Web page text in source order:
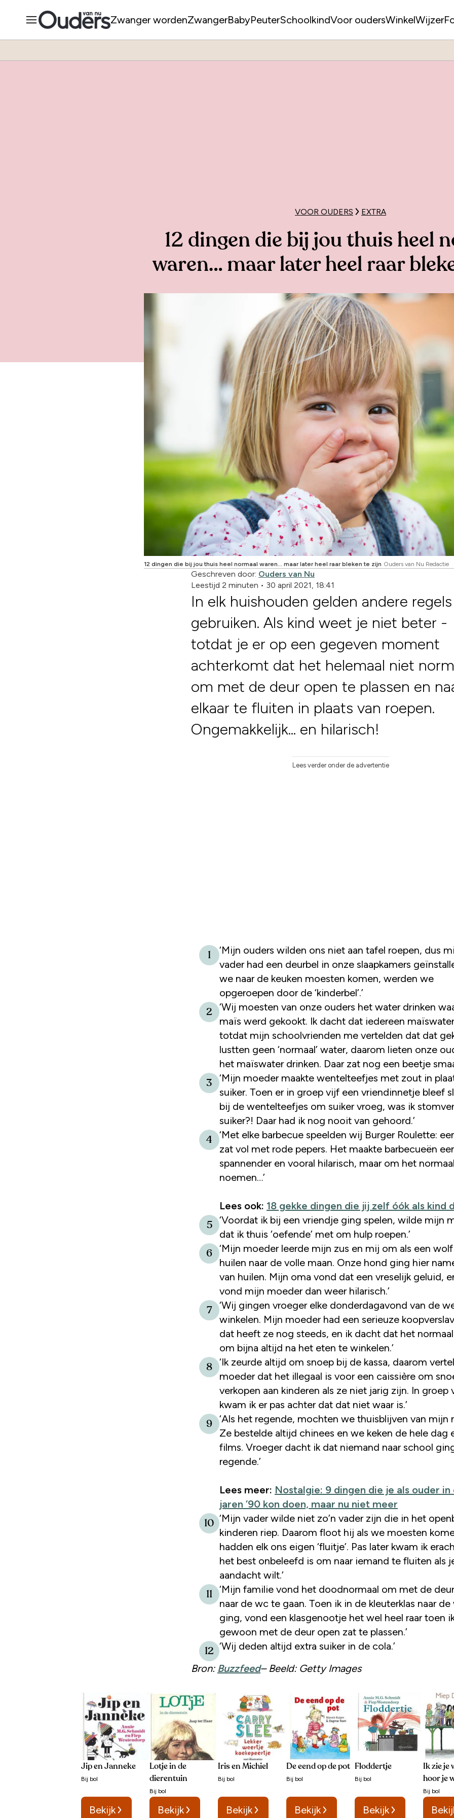
Zwanger wordenZwangerBabyPeuterSchoolkindVoor oudersWinkelWijzer
VOOR OUDERS EXTRA
12 dingen die bij jou thuis heel
waren… maar later heel raar
12 dingen die bij jou thuis heel normaal waren… maar later heel raar bleken te zijn Ouders van Nu Redactie
Geschreven door: Ouders van Nu
Leestijd 2 minuten • 30 april 2021, 18:41
In elk huishouden gelden andere
gebruiken. Als kind weet je niet beter -
totdat je er op een gegeven moment
achterkomt dat het helemaal niet
om met de deur open te plassen en
elkaar te fluiten in plaats van roepen.
Ongemakkelijk... en hilarisch!
Lees verder onder de advertentie
1
‘Mijn ouders wilden ons niet aan tafel roepen, dus
vader had een deurbel in onze slaapkamers
we naar de keuken moesten komen, werden we
opgeroepen door de ‘kinderbel’.’
2
‘Wij moesten van onze ouders het water drinken
maïs werd gekookt. Ik dacht dat iedereen
totdat mijn schoolvrienden me vertelden dat dat
lustten geen ‘normaal’ water, daarom lieten onze
het maïswater drinken. Daar zat nog een beetje
3
‘Mijn moeder maakte wentelteefjes met zout in
suiker. Toen er in groep vijf een vriendinnetje bleef
bij de wentelteefjes om suiker vroeg, was ik
suiker?! Daar had ik nog nooit van gehoord.’
4
‘Met elke barbecue speelden wij Burger Roulette:
zat vol met rode pepers. Het maakte barbecueën
spannender en vooral hilarisch, maar om het
noemen…’
Lees ook: 18 gekke dingen die jij zelf óók als kind
5
‘Voordat ik bij een vriendje ging spelen, wilde mijn
dat ik thuis ‘oefende’ met om hulp roepen.’
6
‘Mijn moeder leerde mijn zus en mij om als een
huilen naar de volle maan. Onze hond ging hier
van huilen. Mijn oma vond dat een vreselijk geluid,
vond mijn moeder dan weer hilarisch.’
7
‘Wij gingen vroeger elke donderdagavond van de
winkelen. Mijn moeder had een serieuze
dat heeft ze nog steeds, en ik dacht dat het
om bijna altijd na het eten te winkelen.’
8
‘Ik zeurde altijd om snoep bij de kassa, daarom
moeder dat het illegaal is voor een caissière om
verkopen aan kinderen als ze niet jarig zijn. In groep
kwam ik er pas achter dat dat niet waar is.’
9
‘Als het regende, mochten we thuisblijven van mijn
Ze bestelde altijd chinees en we keken de hele dag
films. Vroeger dacht ik dat niemand naar school
regende.’
Lees meer: Nostalgie: 9 dingen die je als ouder in
jaren ’90 kon doen, maar nu niet meer
10 ‘Mijn vader wilde niet zo’n vader zijn die in het
kinderen riep. Daarom floot hij als we moesten
hadden elk ons eigen ‘fluitje’. Pas later kwam ik
het best onbeleefd is om naar iemand te fluiten als
aandacht wilt.’
11
‘Mijn familie vond het doodnormaal om met de
naar de wc te gaan. Toen ik in de kleuterklas naar
ging, vond een klasgenootje het wel heel raar toen
gewoon met de deur open zat te plassen.’
12 ‘Wij deden altijd extra suiker in de cola.’
Bron: Buzzfeed– Beeld: Getty Images
Jip en Janneke
Bij bol
Bekijk
Lotje in de
dierentuin
Bij bol
Bekijk
Iris en Michiel
Bij bol
Bekijk
De eend op de pot
Bij bol
Bekijk
Floddertje
Bij bol
Bekijk
Ik zie je
hoor je
Bij bol